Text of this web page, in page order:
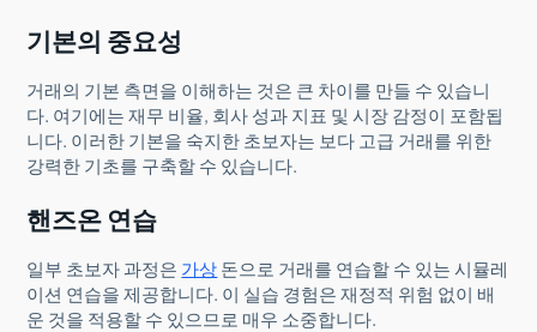
기본의 중요성
거래의 기본 측면을 이해하는 것은 큰 차이를 만들 수 있습니
다. 여기에는 재무 비율, 회사 성과 지표 및 시장 감정이 포함됩
니다. 이러한 기본을 숙지한 초보자는 보다 고급 거래를 위한
강력한 기초를 구축할 수 있습니다.
핸즈온 연습
일부 초보자 과정은 가상 돈으로 거래를 연습할 수 있는 시뮬레
이션 연습을 제공합니다. 이 실습 경험은 재정적 위험 없이 배
운 것을 적용할 수 있으므로 매우 소중합니다.